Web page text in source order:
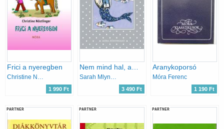
Frici a nyeregben
Christine Nöstlinger
1 990 Ft
Nem mind hal, ami úszik
Sarah Mlynowski
3 490 Ft
Aranykoporsó
Móra Ferenc
1 190 Ft
PARTNER PARTNER PARTNER